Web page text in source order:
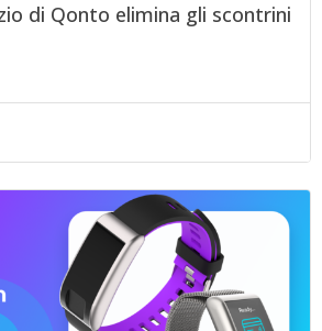
di Qonto elimina gli scontrini